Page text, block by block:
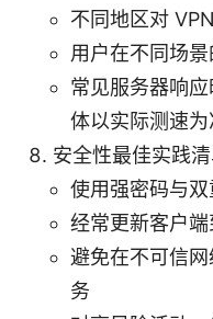
不同地区对
用户在不同场
常见服务器响
体以实际测速为
安全性最佳实践
使用强密码与双
经常更新客户
避免在不可信网
务